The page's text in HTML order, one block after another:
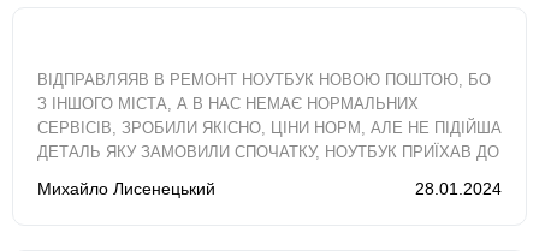
ВІДПРАВЛЯЯВ В РЕМОНТ НОУТБУК НОВОЮ ПОШТОЮ, БО
З ІНШОГО МІСТА, А В НАС НЕМАЄ НОРМАЛЬНИХ
СЕРВІСІВ, ЗРОБИЛИ ЯКІСНО, ЦІНИ НОРМ, АЛЕ НЕ ПІДІЙША
ДЕТАЛЬ ЯКУ ЗАМОВИЛИ СПОЧАТКУ, НОУТБУК ПРИЇХАВ ДО
Михайло Лисенецький 28.01.2024